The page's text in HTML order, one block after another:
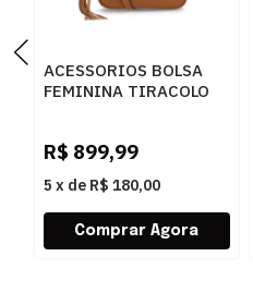
ACESSORIOS BOLSA
FEMININA TIRACOLO
AMENDOA
R$ 899,99
5 x de R$ 180,00